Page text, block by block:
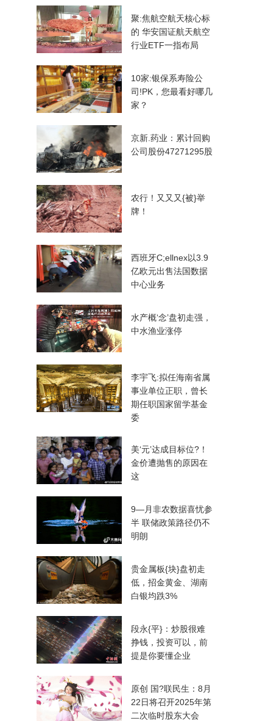
聚:焦航空航天核心标
的 华安国证航天航空
行业ETF一指布局
10家:银保系寿险公
司!PK，您最看好哪几
家？
京新.药业：累计回购
公司股份47271295股
农行！又又又{被}举
牌！
西班牙C;ellnex以3.9
亿欧元出售法国数据
中心业务
水产概‘念’盘初走强，
中水渔业涨停
李宇飞:拟任海南省属
事业单位正职，曾长
期任职国家留学基金
委
美‘元’达成目标位?！
金价遭抛售的原因在
这
9—月非农数据喜忧参
半 联储政策路径仍不
明朗
贵金属板{块}盘初走
低，招金黄金、湖南
白银均跌3%
段永{平}：炒股很难
挣钱，投资可以，前
提是你要懂企业
原创 国?联民生：8月
22日将召开2025年第
二次临时股东大会